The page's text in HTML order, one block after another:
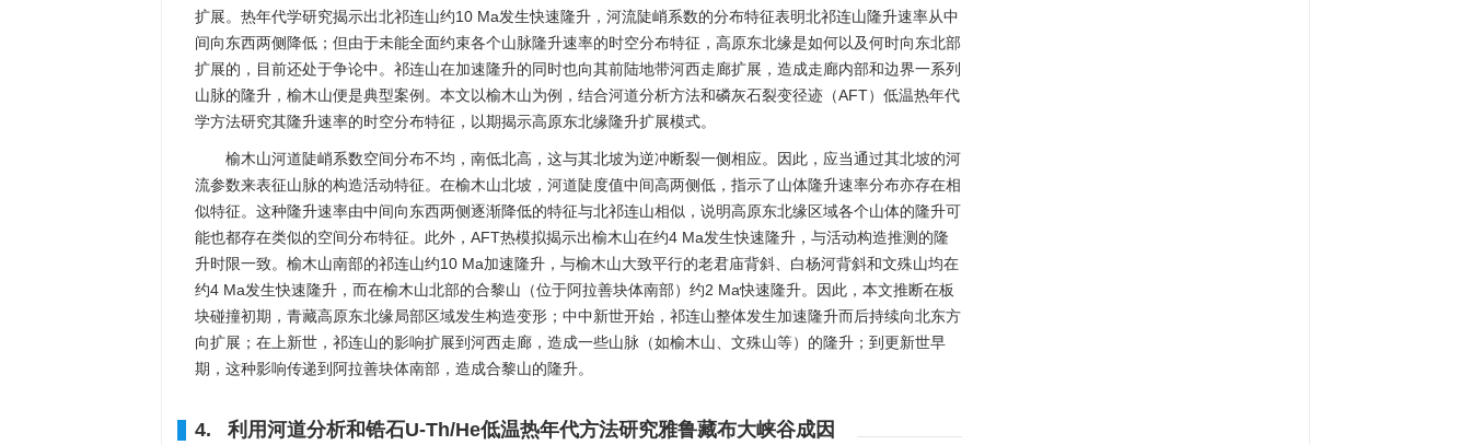
扩展。热年代学研究揭示出北祁连山约10 Ma发生快速隆升，河流陡峭系数的分布特征表明北祁连山隆升速率从中
间向东西两侧降低；但由于未能全面约束各个山脉隆升速率的时空分布特征，高原东北缘是如何以及何时向东北部
扩展的，目前还处于争论中。祁连山在加速隆升的同时也向其前陆地带河西走廊扩展，造成走廊内部和边界一系列
山脉的隆升，榆木山便是典型案例。本文以榆木山为例，结合河道分析方法和磷灰石裂变径迹（AFT）低温热年代
学方法研究其隆升速率的时空分布特征，以期揭示高原东北缘隆升扩展模式。
榆木山河道陡峭系数空间分布不均，南低北高，这与其北坡为逆冲断裂一侧相应。因此，应当通过其北坡的河
流参数来表征山脉的构造活动特征。在榆木山北坡，河道陡度值中间高两侧低，指示了山体隆升速率分布亦存在相
似特征。这种隆升速率由中间向东西两侧逐渐降低的特征与北祁连山相似，说明高原东北缘区域各个山体的隆升可
能也都存在类似的空间分布特征。此外，AFT热模拟揭示出榆木山在约4 Ma发生快速隆升，与活动构造推测的隆
升时限一致。榆木山南部的祁连山约10 Ma加速隆升，与榆木山大致平行的老君庙背斜、白杨河背斜和文殊山均在
约4 Ma发生快速隆升，而在榆木山北部的合黎山（位于阿拉善块体南部）约2 Ma快速隆升。因此，本文推断在板
块碰撞初期，青藏高原东北缘局部区域发生构造变形；中中新世开始，祁连山整体发生加速隆升而后持续向北东方
向扩展；在上新世，祁连山的影响扩展到河西走廊，造成一些山脉（如榆木山、文殊山等）的隆升；到更新世早
期，这种影响传递到阿拉善块体南部，造成合黎山的隆升。
4. 利用河道分析和锆石U-Th/He低温热年代方法研究雅鲁藏布大峡谷成因